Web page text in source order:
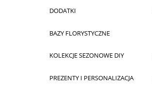
DODATKI
BAZY FLORYSTYCZNE
KOLEKCJE SEZONOWE DIY
PREZENTY I PERSONALIZACJA